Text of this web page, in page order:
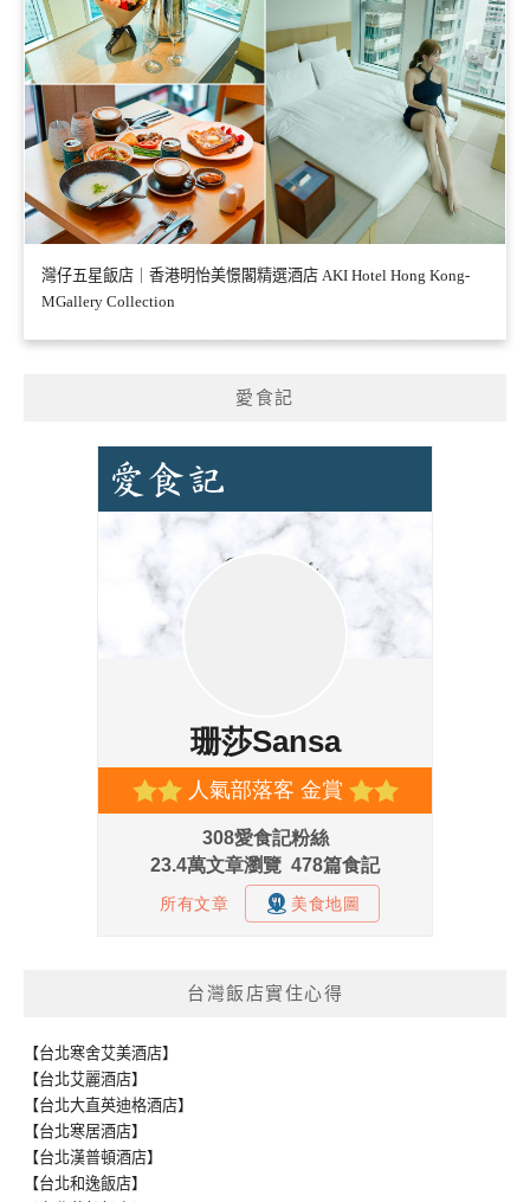
灣仔五星飯店｜香港明怡美憬閣精選酒店 AKI Hotel Hong Kong-
MGallery Collection
愛食記
台灣飯店實住心得
【台北寒舍艾美酒店】
【台北艾麗酒店】
【台北大直英迪格酒店】
【台北寒居酒店】
【台北漢普頓酒店】
【台北和逸飯店】